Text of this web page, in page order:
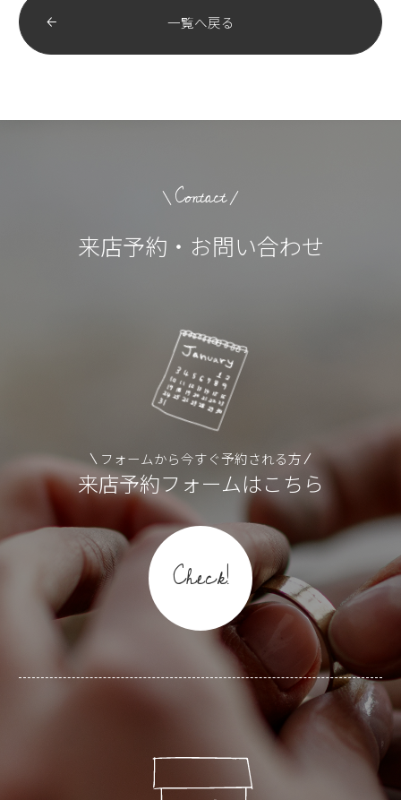
一覧へ戻る
Contact
来店予約・お問い合わせ
フォームから今すぐ予約される方
来店予約フォームはこちら
Check!